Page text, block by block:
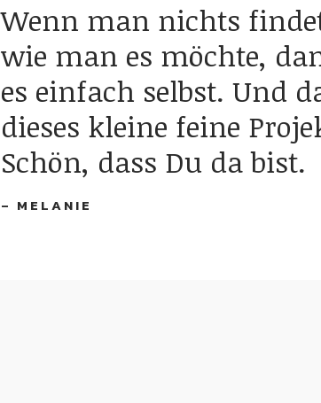
Wenn man nichts
wie man es möchte,
es einfach selbst. Und
dieses kleine feine
Schön, dass Du da bist.
– MELANIE